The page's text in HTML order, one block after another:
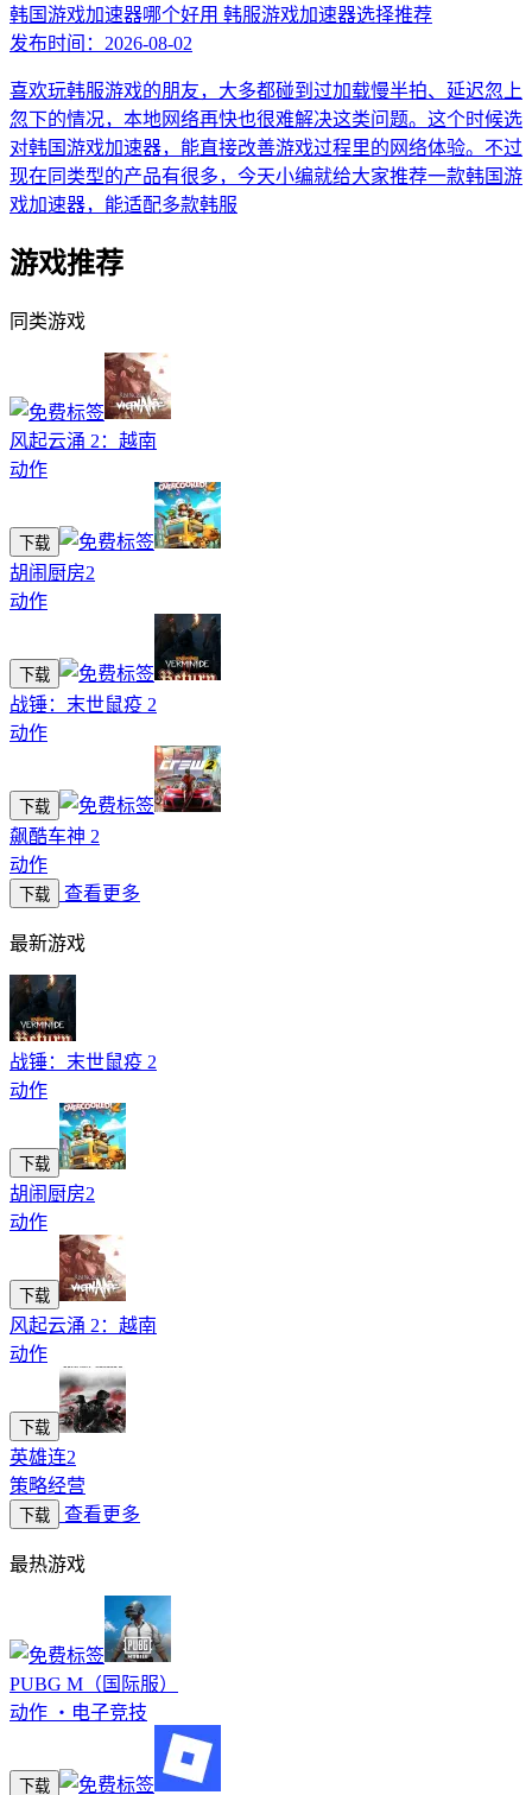
韩国游戏加速器哪个好用 韩服游戏加速器选择推荐
发布时间： 2026-08-02
喜欢玩韩服游戏的朋友，大多都碰到过加载慢半拍、延迟忽上
忽下的情况，本地网络再快也很难解决这类问题。这个时候选
对韩国游戏加速器，能直接改善游戏过程里的网络体验。不过
现在同类型的产品有很多，今天小编就给大家推荐一款韩国游
戏加速器，能适配多款韩服
游戏推荐
同类游戏
风起云涌 2：越南
动作
下载
胡闹厨房2
动作
下载
战锤：末世鼠疫 2
动作
下载
飙酷车神 2
动作
下载 查看更多
最新游戏
战锤：末世鼠疫 2
动作
下载
胡闹厨房2
动作
下载
风起云涌 2：越南
动作
下载
英雄连2
策略经营
下载 查看更多
最热游戏
PUBG M（国际服）
动作 ・ 电子竞技
下载